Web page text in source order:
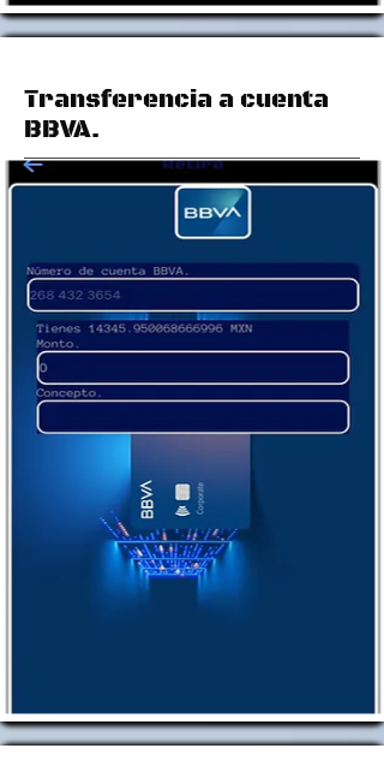
Transferencia a cuenta
BBVA.